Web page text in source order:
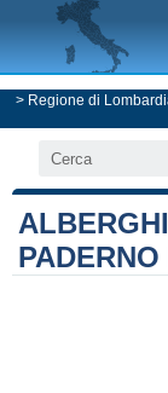
> Regione di